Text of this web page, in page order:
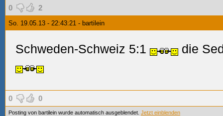
0 2
So. 19.05.13 - 22:43:21 - bartilein
Schweden-Schweiz 5:1 die
0 0
Posting von bartilein wurde automatisch ausgeblendet. Jetzt einblenden